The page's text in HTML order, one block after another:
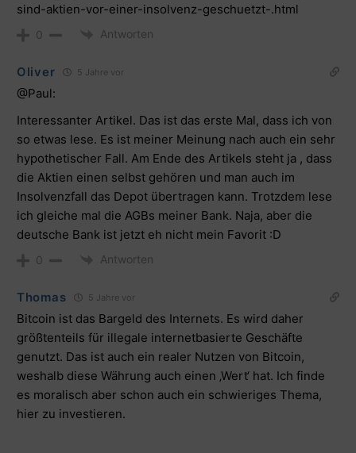
sind-aktien-vor-einer-insolvenz-geschuetzt-.html
0 Antworten
Oliver 5 Jahre vor
@Paul:
Interessanter Artikel. Das ist das erste Mal, dass ich von
so etwas lese. Es ist meiner Meinung nach auch ein sehr
hypothetischer Fall. Am Ende des Artikels steht ja , dass
die Aktien einen selbst gehören und man auch im
Insolvenzfall das Depot übertragen kann. Trotzdem lese
ich gleiche mal die AGBs meiner Bank. Naja, aber die
deutsche Bank ist jetzt eh nicht mein Favorit :D
0 Antworten
Thomas 5 Jahre vor
Bitcoin ist das Bargeld des Internets. Es wird daher
größtenteils für illegale internetbasierte Geschäfte
genutzt. Das ist auch ein realer Nutzen von Bitcoin,
weshalb diese Währung auch einen ‚Wert‘ hat. Ich finde
es moralisch aber schon auch ein schwieriges Thema,
hier zu investieren.